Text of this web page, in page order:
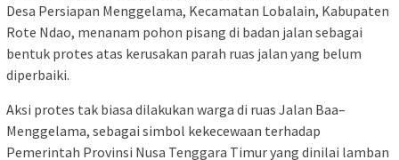
Desa Persiapan Menggelama, Kecamatan Lobalain, Kabupaten
Rote Ndao, menanam pohon pisang di badan jalan sebagai
bentuk protes atas kerusakan parah ruas jalan yang belum
diperbaiki.
Aksi protes tak biasa dilakukan warga di ruas Jalan Baa–
Menggelama, sebagai simbol kekecewaan terhadap
Pemerintah Provinsi Nusa Tenggara Timur yang dinilai lamban